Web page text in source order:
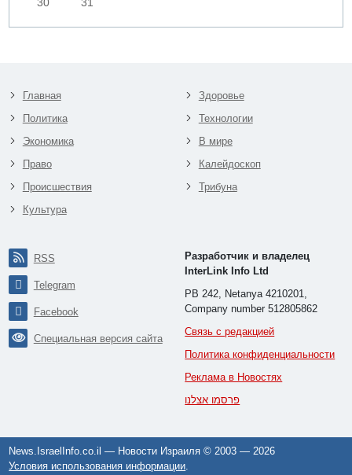
Главная
Политика
Экономика
Право
Происшествия
Культура
Здоровье
Технологии
В мире
Калейдоскоп
Трибуна
RSS
Telegram
Facebook
Специальная версия сайта
Разработчик и владелец
InterLink Info Ltd
PB 242, Netanya 4210201,
Company number 512805862
Связь с редакцией
Политика конфиденциальности
Реклама в Новостях
פרסמו אצלנו
News.IsraelInfo.co.il — Новости Израиля © 2003 — 2026
Условия использования информации